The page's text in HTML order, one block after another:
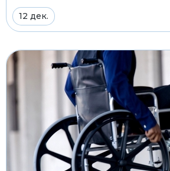
12 дек.